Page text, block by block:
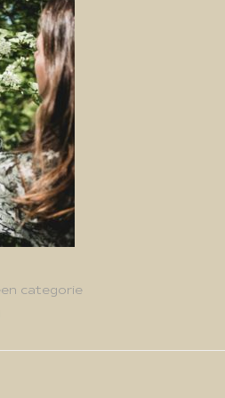
categorie